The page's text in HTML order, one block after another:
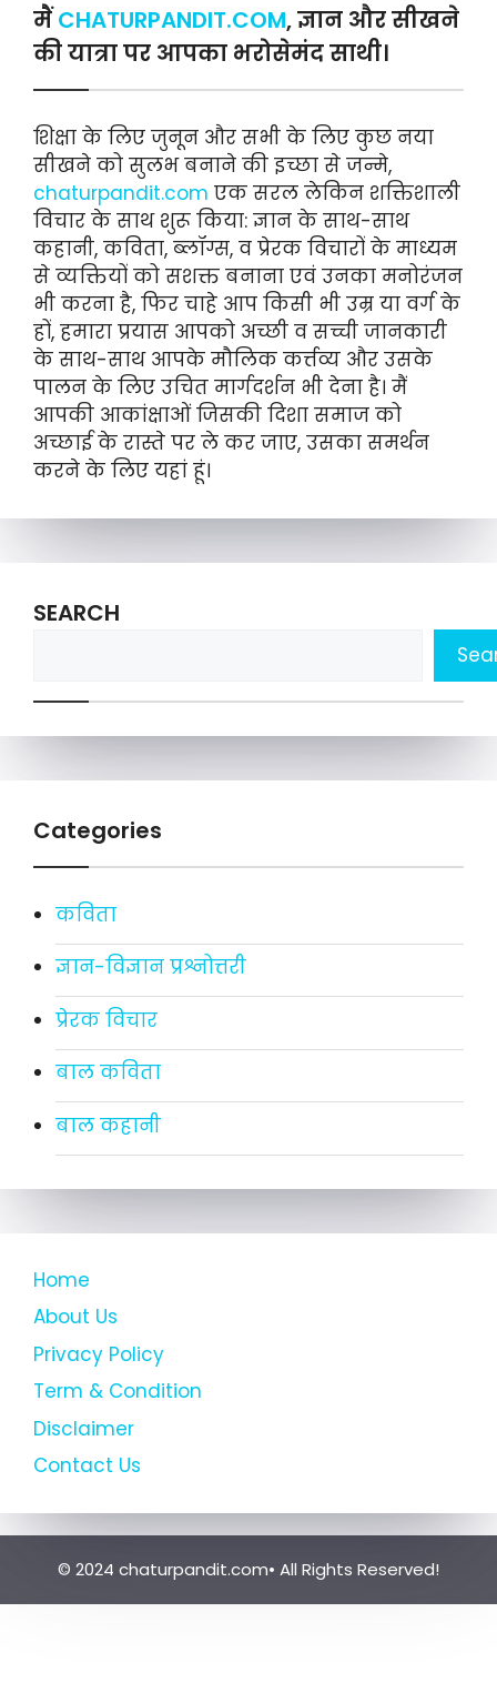
मैंCHATURPANDIT.COM, ज्ञान और सीखने
की यात्रा पर आपका भरोसेमंद साथी।
शिक्षा के लिए जुनून और सभी के लिए कुछ नया
सीखने को सुलभ बनाने की इच्छा से जन्मे,
chaturpandit.com एक सरल लेकिन शक्तिशाली
विचार के साथ शुरू किया: ज्ञान के साथ-साथ
कहानी, कविता, ब्लॉग्स, व प्रेरक विचारों के माध्यम
से व्यक्तियों को सशक्त बनाना एवं उनका मनोरंजन
भी करना है, फिर चाहे आप किसी भी उम्र या वर्ग के
हों, हमारा प्रयास आपको अच्छी व सच्ची जानकारी
के साथ-साथ आपके मौलिक कर्त्तव्य और उसके
पालन के लिए उचित मार्गदर्शन भी देना है। मैं
आपकी आकांक्षाओं जिसकी दिशा समाज को
अच्छाई के रास्ते पर ले कर जाए, उसका समर्थन
करने के लिए यहां हूं।
SEARCH
Categories
कविता
ज्ञान-विज्ञान प्रश्नोत्तरी
प्रेरक विचार
बाल कविता
बाल कहानी
Home
About Us
Privacy Policy
Term & Condition
Disclaimer
Contact Us
© 2024 chaturpandit.com• All Rights Reserved!